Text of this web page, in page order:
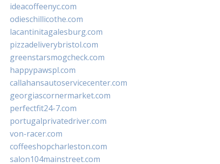
ideacoffeenyc.com
odieschillicothe.com
lacantinitagalesburg.com
pizzadeliverybristol.com
greenstarsmogcheck.com
happypawspl.com
callahansautoservicecenter.com
georgiascornermarket.com
perfectfit24-7.com
portugalprivatedriver.com
von-racer.com
coffeeshopcharleston.com
salon104mainstreet.com